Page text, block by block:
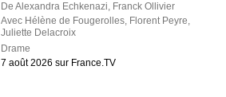
DeAlexandra Echkenazi, Franck Ollivier
Avec Hélène de Fougerolles, Florent Peyre,
Juliette Delacroix
Drame
7 août 2026 sur France.TV